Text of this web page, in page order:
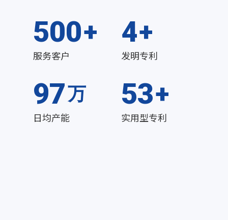
500
服务客户
4
发明专利
100
日均产能
56
实用型专利